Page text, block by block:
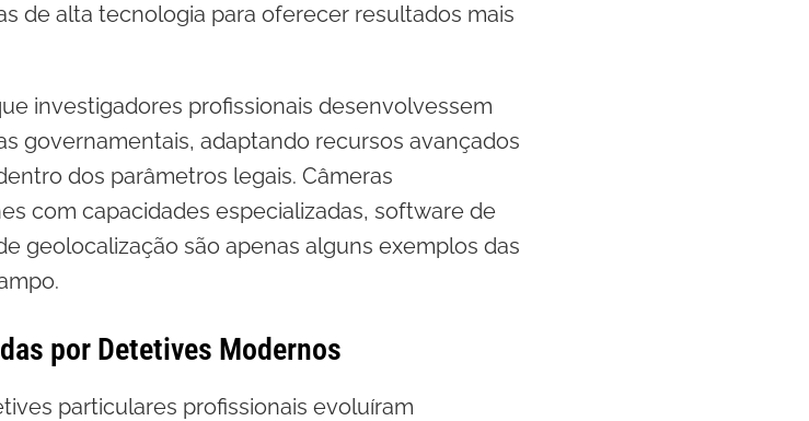
de alta tecnologia para oferecer resultados mais
investigadores profissionais desenvolvessem
governamentais, adaptando recursos avançados
dos parâmetros legais. Câmeras
com capacidades especializadas, software de
geolocalização são apenas alguns exemplos das
por Detetives Modernos
particulares profissionais evoluíram